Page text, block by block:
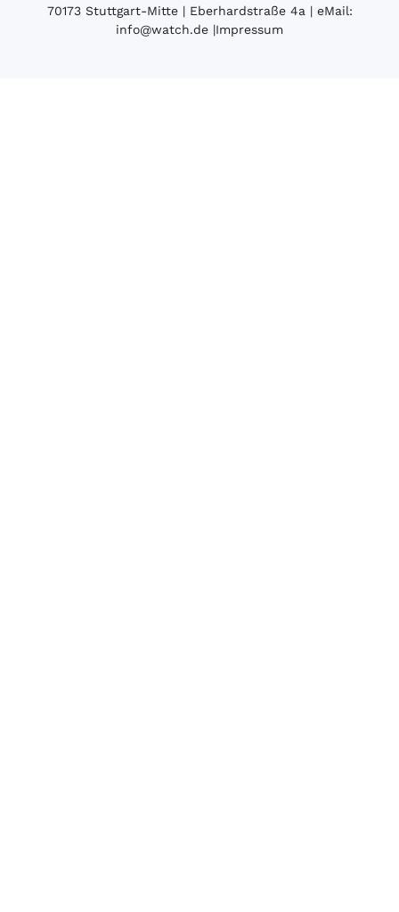
70173 Stuttgart-Mitte | Eberhardstraße 4a | eMail:
info@watch.de |Impressum